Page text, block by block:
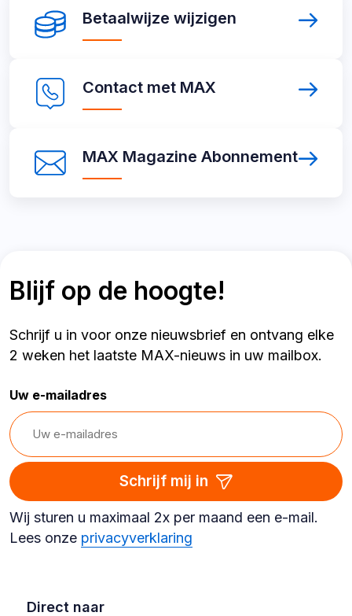
Betaalwijze wijzigen
wijzigen
Contact met MAX
MAX
MAX Magazine Abonnement
Magazine
Abonnement
Blijf op de hoogte!
Schrijf u in voor onze nieuwsbrief en ontvang elke
2 weken het laatste MAX-nieuws in uw mailbox.
Uw e-mailadres
Schrijf mij in
Wij sturen u maximaal 2x per maand een e-mail.
Lees onze privacyverklaring
Direct naar